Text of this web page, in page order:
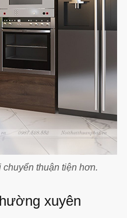
thuận tiện hơn.
xuyên